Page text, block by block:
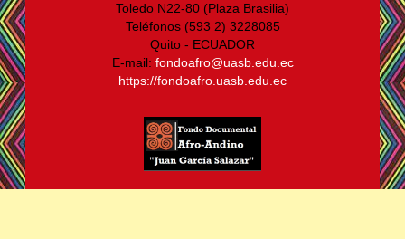
Toledo N22-80 (Plaza Brasilia)
Teléfonos (593 2) 3228085
Quito - ECUADOR
E-mail: fondoafro@uasb.edu.ec
https://fondoafro.uasb.edu.ec